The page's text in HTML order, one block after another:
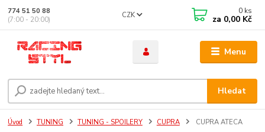
Menu
CZK
Hledat
774 51 50 88
(7:00 - 20:00)
0 ks
za 0,00 Kč
Úvod TUNING TUNING - SPOILERY CUPRA CUPRA ATECA